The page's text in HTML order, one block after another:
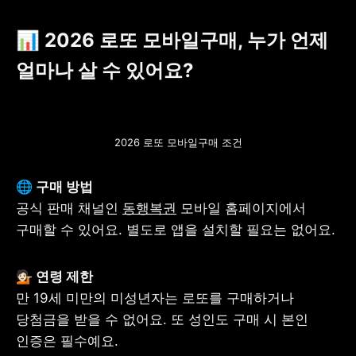
📊 2026 로또 모바일구매, 누가 언제
얼마나 살 수 있어요?
2026 로또 모바일구매 조건
공식 판매 채널인 동행복권 모바일 홈페이지에서
구매할 수 있어요. 별도로 앱을 설치할 필요는 없어요.
만 19세 미만의 미성년자는 로또를 구매하거나
당첨금을 받을 수 없어요. 또 성인도 구매 시 본인
인증은 필수예요.